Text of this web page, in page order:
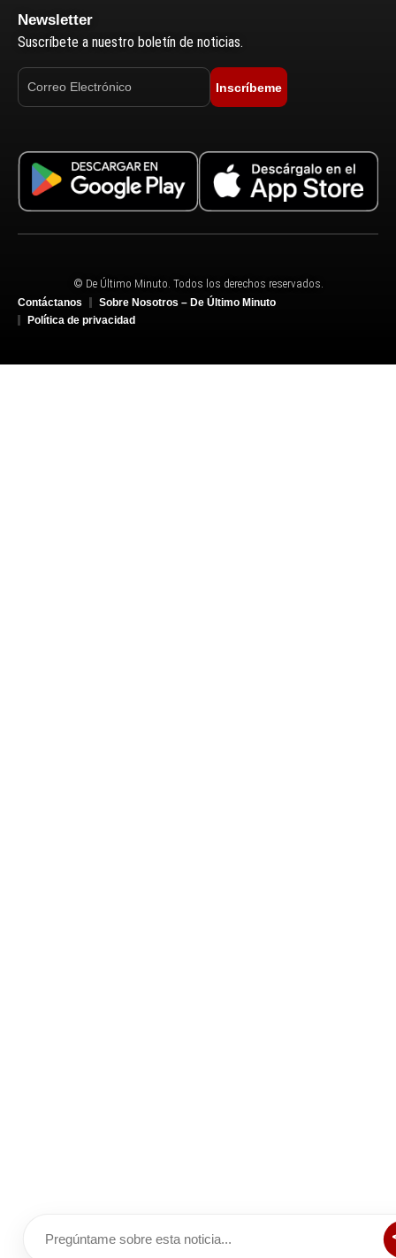
Newsletter
Suscríbete a nuestro boletín de noticias.
Inscríbeme
© De Último Minuto. Todos los derechos reservados.
Contáctanos
Sobre Nosotros – De Último Minuto
Política de privacidad